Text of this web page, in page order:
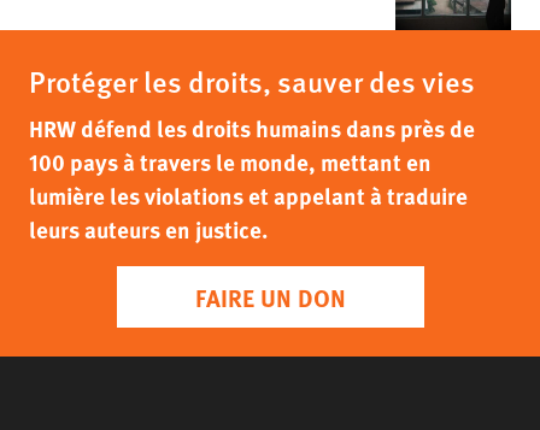
Protéger les droits, sauver des vies
HRW défend les droits humains dans près de
100 pays à travers le monde, mettant en
lumière les violations et appelant à traduire
leurs auteurs en justice.
FAIRE UN DON